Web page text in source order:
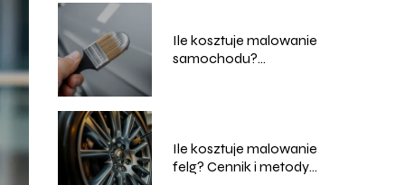
Ile kosztuje malowanie
samochodu?
Ile kosztuje malowanie
felg? Cennik i metody